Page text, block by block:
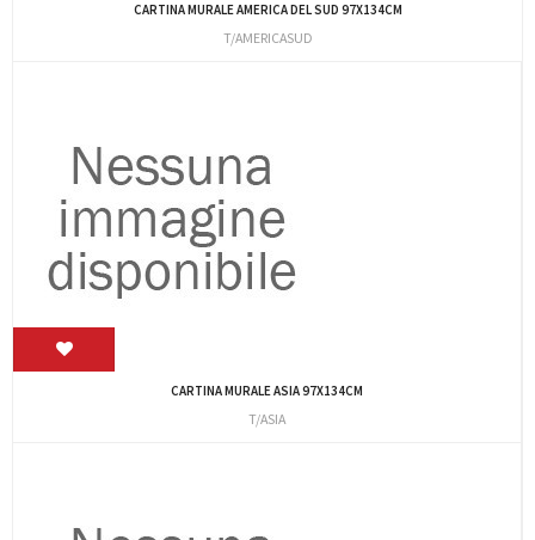
CARTINA MURALE AMERICA DEL SUD 97X134CM
T/AMERICASUD
CARTINA MURALE ASIA 97X134CM
T/ASIA